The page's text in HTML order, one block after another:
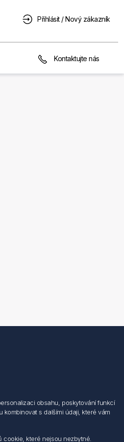
Přihlásit / Nový zákazník
Kontaktujte nás
obsahu, poskytování funkcí
s dalšími údaji, které vám
cookie, které nejsou nezbytné.